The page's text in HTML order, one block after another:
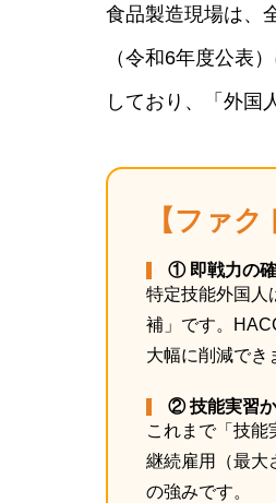
食品製造現場は、
（令和6年度公表
しており、「外国
【ファ
① 即戦力の
特定技能外国人
補」です。
大幅に削減でき
② 技能実習
これまで「技能
継続雇用（最大
の強みです。